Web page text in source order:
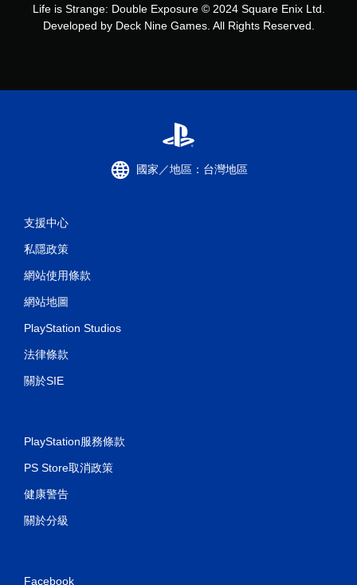
Life is Strange: Double Exposure © 2024 Square Enix Ltd.
Developed by Deck Nine Games. All Rights Reserved.
國家／地區：台灣地區
支援中心
私隱政策
網站使用條款
網站地圖
PlayStation Studios
法律條款
關於SIE
PlayStation服務條款
PS Store取消政策
健康警告
關於分級
Facebook